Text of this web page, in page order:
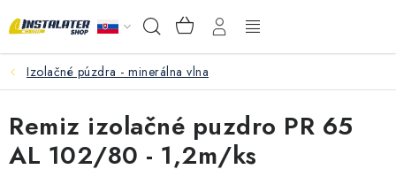
na
Hľadať NÁKUPNÝ
KOŠÍK
VEĽKOOBCHOD
AKO VYBRAŤ?
PREDAJŇA - RAKOVÁ
Izolačné púzdra - minerálna vlna
Remiz izolačné puzdro PR 65
AL 102/80 - 1,2m/ks